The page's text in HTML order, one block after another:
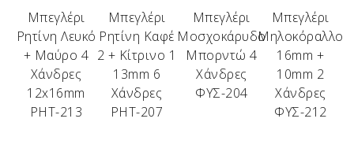
Μπεγλέρι
Ρητίνη Λευκό
+ Μαύρο 4
Χάνδρες
12x16mm
ΡΗΤ-213
Μπεγλέρι
Ρητίνη Καφέ
2 + Κίτρινο 1
13mm 6
Χάνδρες
ΡΗΤ-207
Μπεγλέρι
Μοσχοκάρυδο
Μπορντώ 4
Χάνδρες
ΦΥΣ-204
Μπεγλέρι
Μηλοκόραλλο
16mm +
10mm 2
Χάνδρες
ΦΥΣ-212